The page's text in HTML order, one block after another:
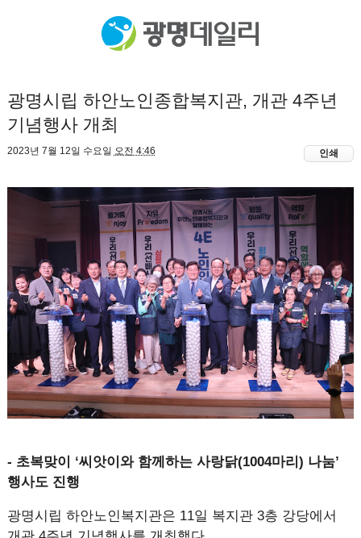
광명시립 하안노인종합복지관, 개관 4주년
기념행사 개최
2023년 7월 12일 수요일 오전 4:46 인쇄
- 초복맞이 ‘씨앗이와 함께하는 사랑닭(1004마리) 나눔’
행사도 진행
광명시립 하안노인복지관은 11일 복지관 3층 강당에서